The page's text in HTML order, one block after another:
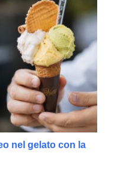
nel gelato con la